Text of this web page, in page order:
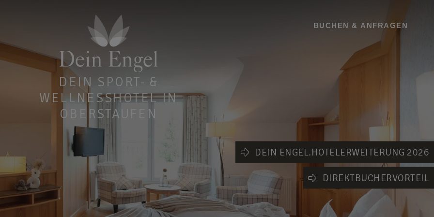
DEIN SPORT- &
WELLNESSHOTEL IN
OBERSTAUFEN
DEIN ENGEL.HOTELERWEITERUNG 2026
DIREKTBUCHERVORTEIL
BUCHEN & ANFRAGEN